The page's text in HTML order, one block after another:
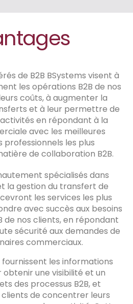
de B2B BSystems visent à
les opérations B2B de nos
coûts, à augmenter la
et à leur permettre de
en répondant à la
avec les meilleures
professionnels les plus
de collaboration B2B.
spécialisés dans
la gestion du transfert de
les services les plus
avec succès aux besoins
de nos clients, en répondant
sécurité aux demandes de
commerciaux.
fournissent les informations
obtenir une visibilité et un
des processus B2B, et
de concentrer leurs